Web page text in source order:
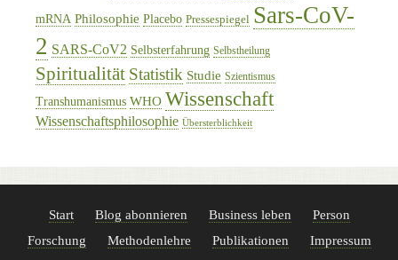
mRNA Philosophie Placebo Pressespiegel Sars-CoV-
2 SARS-CoV2 Selbsterfahrung Selbstheilung
Spiritualität Statistik Studie Szientismus
Transhumanismus WHO Wissenschaft
Wissenschaftsphilosophie Übersterblichkeit
Start Blog abonnieren Business leben
Person
Forschung
Methodenlehre Publikationen
Impressum